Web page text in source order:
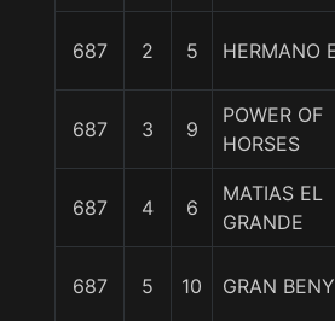
687 2 5 HERMANO
687 3 9
POWER OF
HORSES
687 4 6
MATIAS EL
GRANDE
687 5 10 GRAN BENY